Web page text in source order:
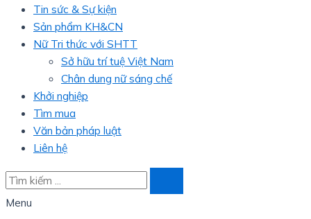
Tin sức & Sự kiện
Sản phẩm KH&CN
Nữ Tri thức với SHTT
Sở hữu trí tuệ Việt Nam
Chân dung nữ sáng chế
Khởi nghiệp
Tìm mua
Văn bản pháp luật
Liên hệ
Menu